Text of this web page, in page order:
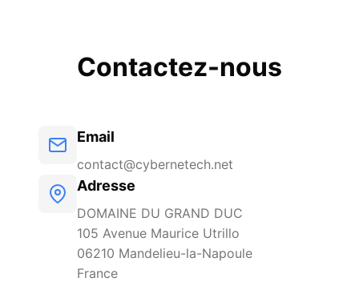
Contactez-nous
Email
contact@cybernetech.net
Adresse
DOMAINE DU GRAND DUC
105 Avenue Maurice Utrillo
06210 Mandelieu-la-Napoule
France